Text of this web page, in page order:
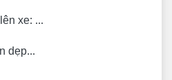
xe: ...
dẹp...